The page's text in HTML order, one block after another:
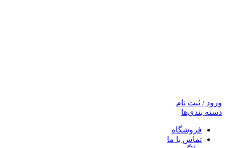
ورود / ثبت نام
دسته بندی‌ها
فروشگاه
تماس با ما